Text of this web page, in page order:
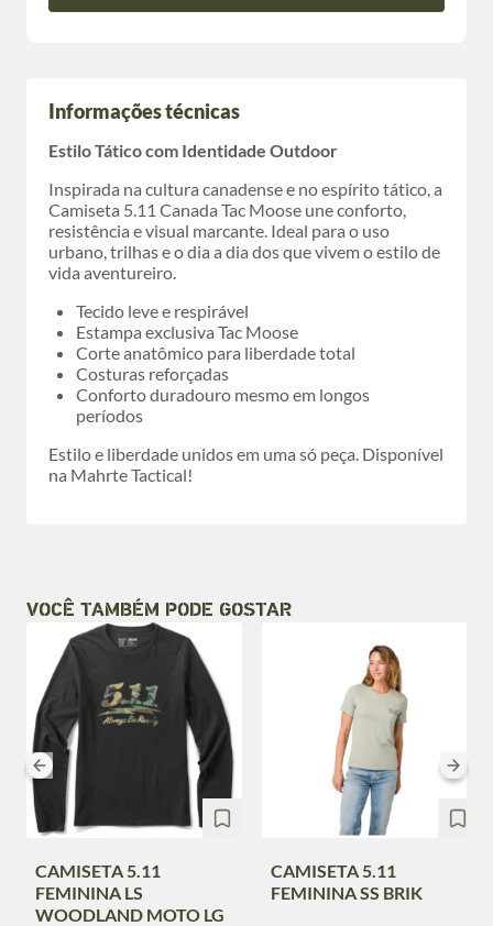
Informações técnicas
Estilo Tático com Identidade Outdoor
Inspirada na cultura canadense e no espírito tático, a
Camiseta 5.11 Canada Tac Moose une conforto,
resistência e visual marcante. Ideal para o uso
urbano, trilhas e o dia a dia dos que vivem o estilo de
vida aventureiro.
Tecido leve e respirável
Estampa exclusiva Tac Moose
Corte anatômico para liberdade total
Costuras reforçadas
Conforto duradouro mesmo em longos
períodos
Estilo e liberdade unidos em uma só peça. Disponível
na Mahrte Tactical!
VOCÊ TAMBÉM PODE GOSTAR
CAMISETA 5.11
FEMININA LS
WOODLAND MOTO LG
CAMISETA 5.11
FEMININA SS BRIK